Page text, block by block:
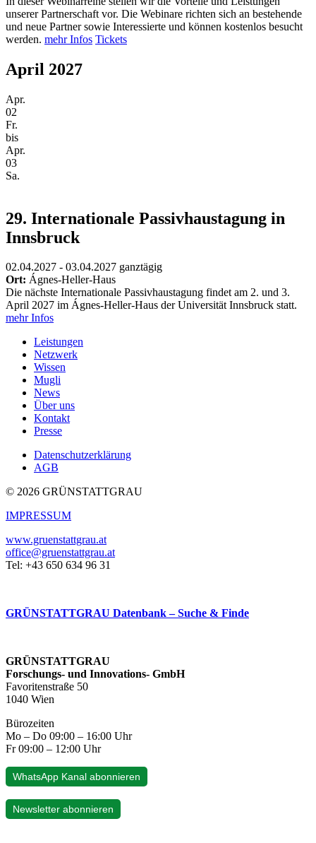
unserer Partnerschaft vor. Die Webinare richten sich an bestehende
und neue Partner sowie Interessierte und können kostenlos besucht
werden. mehr Infos Tickets
April 2027
Apr.
02
Fr.
bis
Apr.
03
Sa.
29. In­ter­na­tio­na­le Pas­siv­haus­ta­gung in
Innsbruck
02.04.2027 - 03.04.2027 ganztägig
Ort: Ágnes-Heller-Haus
Die nächs­te In­ter­na­tio­na­le Pas­siv­haus­ta­gung fin­det am 2. und 3.
April 2027 im Ág­nes-Hel­ler-Haus der Uni­ver­si­tät Inns­bruck statt.
mehr Infos
Leistungen
Netzwerk
Wissen
Mugli
News
Über uns
Kontakt
Presse
Datenschutzerklärung
AGB
© 2026 GRÜNSTATTGRAU
IMPRESSUM
www.gruenstattgrau.at
office@gruenstattgrau.at
Tel: +43 650 634 96 31
GRÜNSTATTGRAU Datenbank – Suche & Finde
GRÜNSTATTGRAU
Forschungs- und Innovations- GmbH
Favoritenstraße 50
1040 Wien
Bürozeiten
Mo – Do 09:00 – 16:00 Uhr
Fr 09:00 – 12:00 Uhr
WhatsApp Kanal abonnieren
Newsletter abonnieren